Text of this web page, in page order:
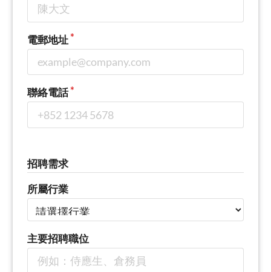
電郵地址
聯絡電話
招聘需求
所屬行業
主要招聘職位